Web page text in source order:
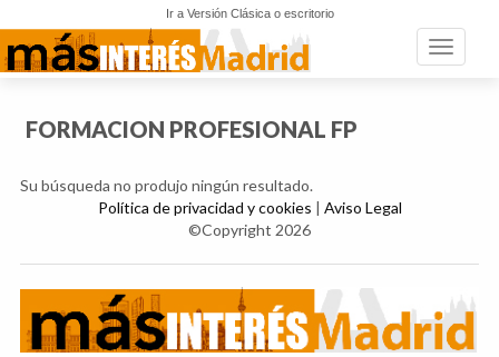
Ir a Versión Clásica o escritorio
Toggle
FORMACION PROFESIONAL FP
Su búsqueda no produjo ningún resultado.
Política de privacidad y cookies | Aviso Legal
©Copyright 2026